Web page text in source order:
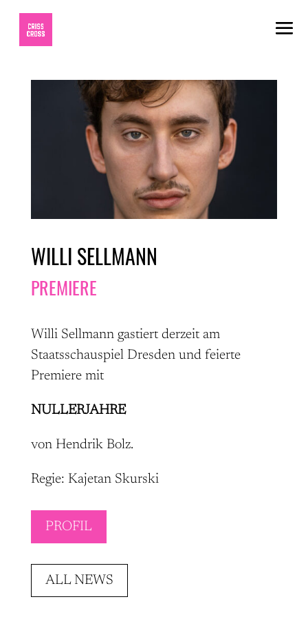
WILLI SELLMANN
PREMIERE
Willi Sellmann gastiert derzeit am
Staatsschauspiel Dresden und feierte
Premiere mit
NULLERJAHRE
von Hendrik Bolz.
Regie: Kajetan Skurski
PROFIL
ALL NEWS